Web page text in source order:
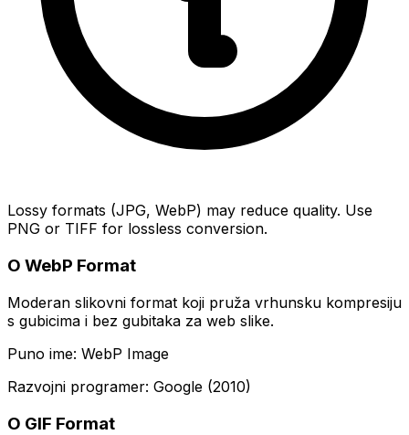
Lossy formats (JPG, WebP) may reduce quality. Use
PNG or TIFF for lossless conversion.
O WebP Format
Moderan slikovni format koji pruža vrhunsku kompresiju
s gubicima i bez gubitaka za web slike.
Puno ime: WebP Image
Razvojni programer: Google (2010)
O GIF Format